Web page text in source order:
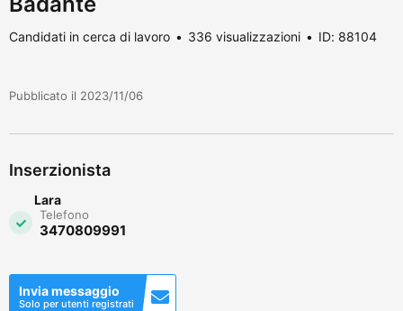
Candidati in cerca di lavoro 336 visualizzazioni ID: 88104
Pubblicato il 2023/11/06
Inserzionista
Lara
Telefono
3470809991
Invia messaggio
Solo per utenti registrati